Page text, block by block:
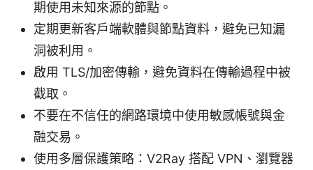
期使用未知來源的節點。
定期更新客戶端軟體與節點資料，避免已知漏
洞被利用。
啟用 TLS/加密傳輸，避免資料在傳輸過程中被
截取。
不要在不信任的網路環境中使用敏感帳號與金
融交易。
使用多層保護策略：V2Ray 搭配 VPN、瀏覽器